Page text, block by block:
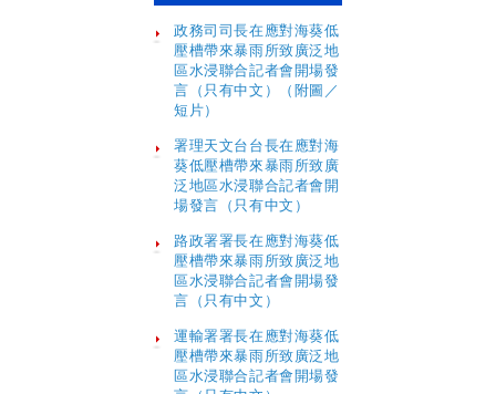
政務司司長在應對海葵低
壓槽帶來暴雨所致廣泛地
區水浸聯合記者會開場發
言（只有中文）（附圖／
短片）
署理天文台台長在應對海
葵低壓槽帶來暴雨所致廣
泛地區水浸聯合記者會開
場發言（只有中文）
路政署署長在應對海葵低
壓槽帶來暴雨所致廣泛地
區水浸聯合記者會開場發
言（只有中文）
運輸署署長在應對海葵低
壓槽帶來暴雨所致廣泛地
區水浸聯合記者會開場發